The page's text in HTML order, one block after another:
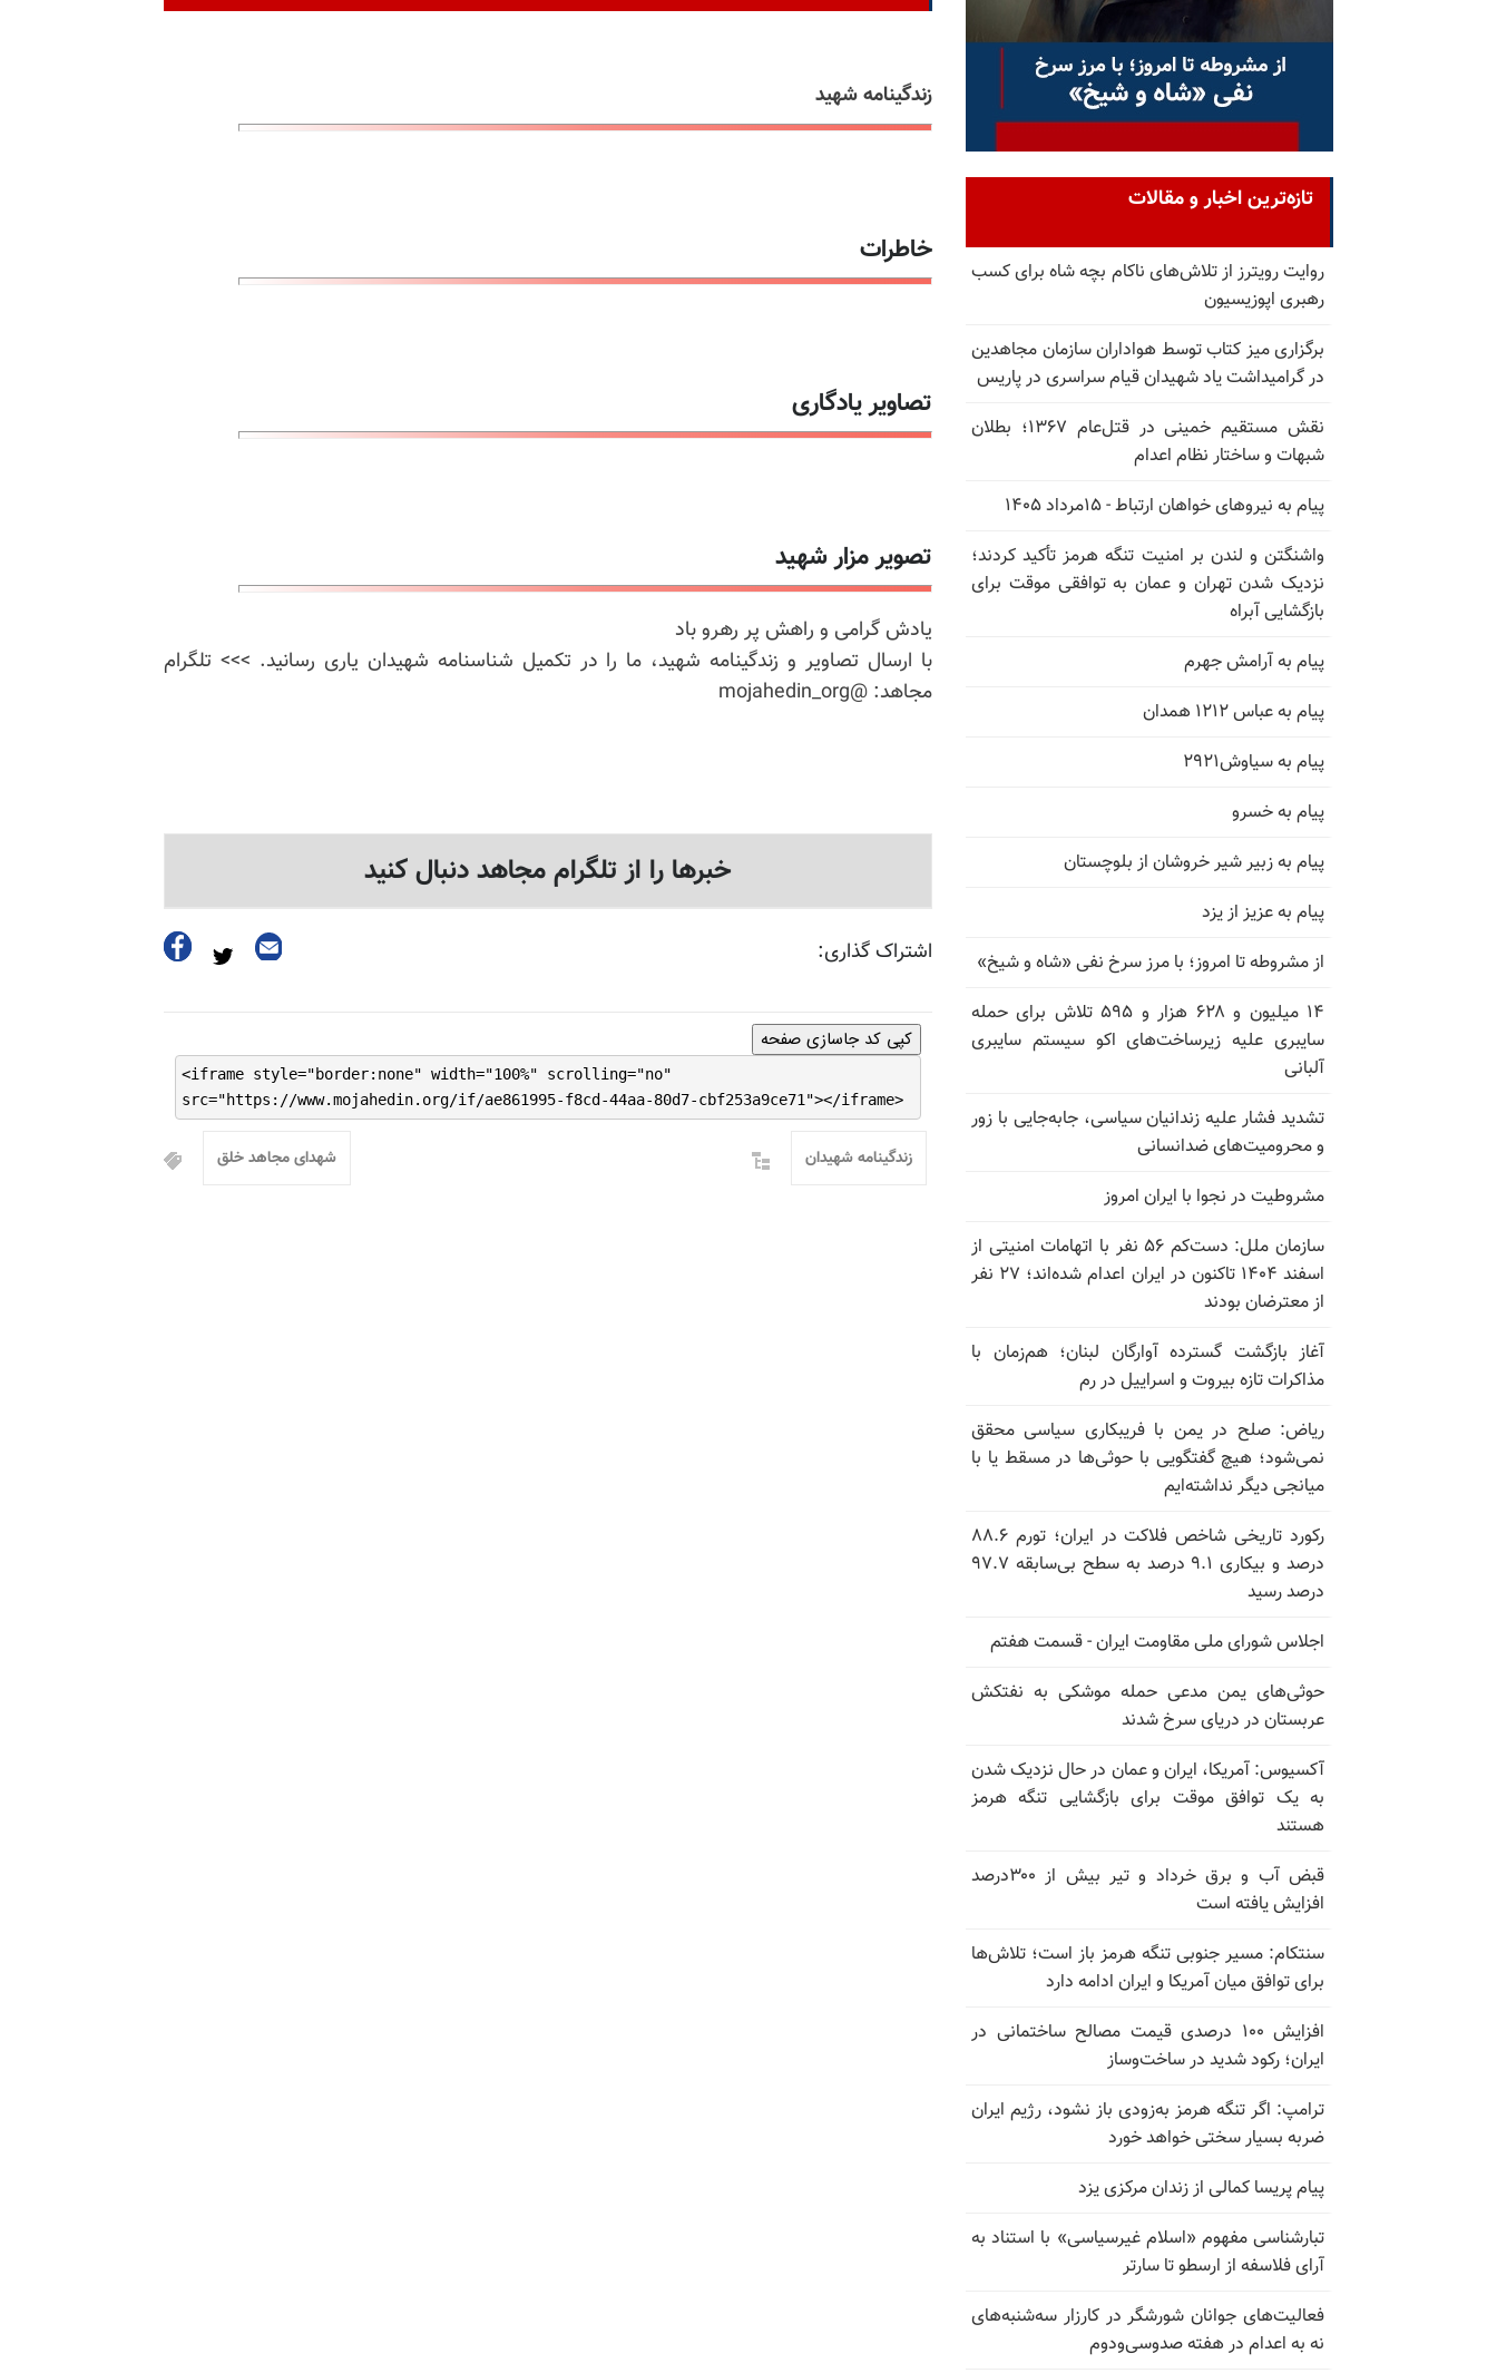
زندگینامه شهید
خاطرات
تصاویر یادگاری
تصویر مزار شهید
یادش گرامی و راهش پر رهرو باد
با ارسال تصاویر و زندگینامه شهید، ما را در تکمیل شناسنامه شهیدان یاری رسانید. >>> تلگرام
مجاهد: @mojahedin_org
خبرها را از تلگرام مجاهد دنبال کنید
اشتراک گذاری:
کپی کد جاسازی صفحه
<iframe style="border:none" width="100%" scrolling="no"
src="https://www.mojahedin.org/if/ae861995-f8cd-44aa-80d7-cbf253a9ce71"></iframe>
شهدای مجاهد خلق زندگینامه شهیدان
تازه‌ترین اخبار و مقالات
روایت رویترز از تلاش‌های ناکام بچه شاه برای کسب
رهبری اپوزیسیون
برگزاری میز کتاب توسط هواداران سازمان مجاهدین
در گرامیداشت یاد شهیدان قیام سراسری در پاریس
نقش مستقیم خمینی در قتل‌عام ۱۳۶۷؛ بطلان
شبهات و ساختار نظام اعدام
پیام به نیروهای خواهان ارتباط - ۱۵مرداد ۱۴۰۵
واشنگتن و لندن بر امنیت تنگه هرمز تأکید کردند؛
نزدیک شدن تهران و عمان به توافقی موقت برای
بازگشایی آبراه
پیام به آرامش جهرم
پیام به عباس ۱۲۱۲ همدان
پیام به سیاوش۲۹۲۱
پیام به خسرو
پیام به زبیر شیر خروشان از بلوچستان
پیام به عزیز از یزد
از مشروطه تا امروز؛ با مرز سرخ نفی «شاه و شیخ»
۱۴ میلیون و ۶۲۸ هزار و ۵۹۵ تلاش برای حمله
سایبری علیه زیرساخت‌های اکو سیستم سایبری
آلبانی
تشدید فشار علیه زندانیان سیاسی، جابه‌جایی با زور
و محرومیت‌های ضدانسانی
مشروطیت در نجوا با ایران امروز
سازمان ملل: دست‌کم ۵۶ نفر با اتهامات امنیتی از
اسفند ۱۴۰۴ تاکنون در ایران اعدام شده‌اند؛ ۲۷ نفر
از معترضان بودند
آغاز بازگشت گسترده آوارگان لبنان؛ هم‌زمان با
مذاکرات تازه بیروت و اسراییل در رم
ریاض: صلح در یمن با فریبکاری سیاسی محقق
نمی‌شود؛ هیچ گفتگویی با حوثی‌ها در مسقط یا با
میانجی دیگر نداشته‌ایم
رکورد تاریخی شاخص فلاکت در ایران؛ تورم ۸۸.۶
درصد و بیکاری ۹.۱ درصد به سطح بی‌سابقه ۹۷.۷
درصد رسید
اجلاس شورای ملی مقاومت ایران - قسمت هفتم
حوثی‌های یمن مدعی حمله موشکی به نفتکش
عربستان در دریای سرخ شدند
آکسیوس: آمریکا، ایران و عمان در حال نزدیک شدن
به یک توافق موقت برای بازگشایی تنگه هرمز
هستند
قبض آب و برق خرداد و تیر بیش از ۳۰۰درصد
افزایش یافته است
سنتکام: مسیر جنوبی تنگه هرمز باز است؛ تلاش‌ها
برای توافق میان آمریکا و ایران ادامه دارد
افزایش ۱۰۰ درصدی قیمت مصالح ساختمانی در
ایران؛ رکود شدید در ساخت‌وساز
ترامپ: اگر تنگه هرمز به‌زودی باز نشود، رژیم ایران
ضربه بسیار سختی خواهد خورد
پیام پریسا کمالی از زندان مرکزی یزد
تبارشناسی مفهوم «اسلام غیرسیاسی» با استناد به
آرای فلاسفه از ارسطو تا سارتر
فعالیت‌های جوانان شورشگر در کارزار سه‌شنبه‌های
نه به اعدام در هفته صدوسی‌و‌دوم